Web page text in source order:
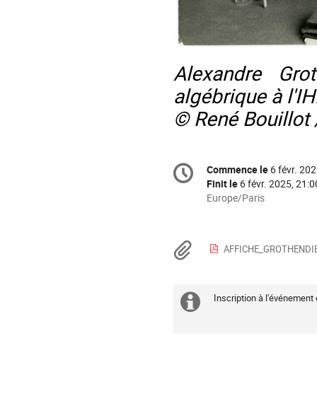
Alexandre
algébrique à
© René Bouillot
Information
de
Date/Heure
Commence le 6 févr.
Finit le 6 févr. 2025,
Toutes
en
Europe/Paris
Documents
Information
Inscription à l'événement